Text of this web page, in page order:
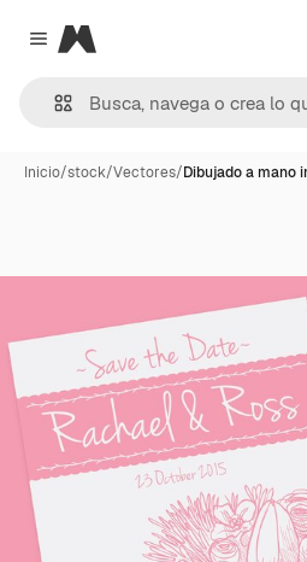
Close menu
Magnific
Inicio/stock/Vectores/Dibujado a mano